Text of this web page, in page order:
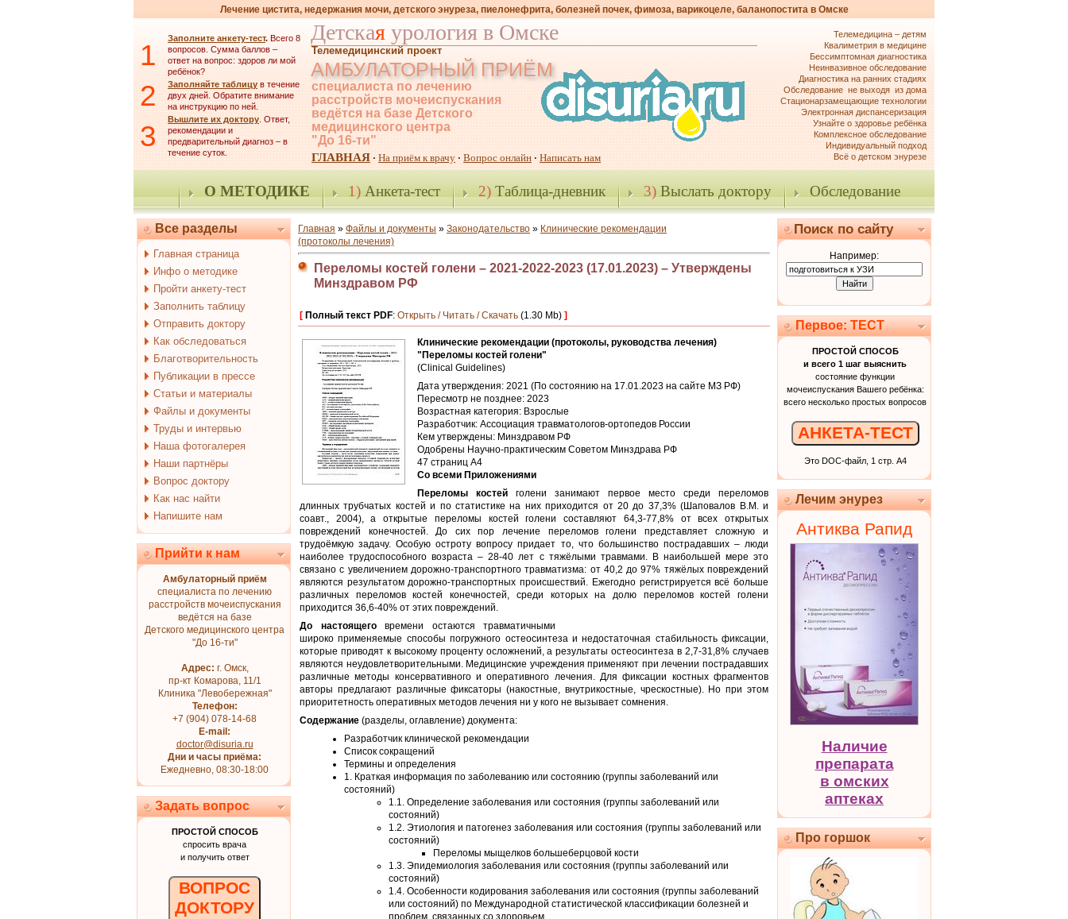
Лечение цистита, недержания мочи, детского энуреза, пиелонефрита, болезней почек, фимоза, варикоцеле, баланопостита в Омске
1 Заполните анкету-тест. Всего 8
вопросов. Сумма баллов –
ответ на вопрос: здоров ли мой
ребёнок?
2 Заполняйте таблицу в течение
двух дней. Обратите внимание
на инструкцию по ней.
3 Вышлите их доктору. Ответ,
рекомендации и
предварительный диагноз – в
течение суток.
Детская урология в Омске
Телемедицинский проект
АМБУЛАТОРНЫЙ ПРИЁМ
специалиста по лечению
расстройств мочеиспускания
ведётся на базе Детского
медицинского центра
"До 16-ти"
ГЛАВНАЯ · На приём к врачу · Вопрос онлайн · Написать нам
Телемедицина – детям
Квалиметрия в медицине
Бессимптомная диагностика
Неинвазивное обследование
Диагностика на ранних стадиях
Обследование не выходя из дома
Стационарзамещающие технологии
Электронная диспансеризация
Узнайте о здоровье ребёнка
Комплексное обследование
Индивидуальный подход
Всё о детском энурезе
О МЕТОДИКЕ 1)Анкета-тест 2)Таблица-дневник 3)Выслать доктору Обследование
Все разделы
Главная страница
Инфо о методике
Пройти анкету-тест
Заполнить таблицу
Отправить доктору
Как обследоваться
Благотворительность
Публикации в прессе
Статьи и материалы
Файлы и документы
Труды и интервью
Наша фотогалерея
Наши партнёры
Вопрос доктору
Как нас найти
Напишите нам
Прийти к нам
Амбулаторный приём
специалиста по лечению
расстройств мочеиспускания
ведётся на базе
Детского медицинского центра
"До 16-ти"
Адрес: г. Омск,
пр-кт Комарова, 11/1
Клиника "Левобережная"
Телефон:
+7 (904) 078-14-68
E-mail:
doctor@disuria.ru
Дни и часы приёма:
Ежедневно, 08:30-18:00
Задать вопрос
ПРОСТОЙ СПОСОБ
спросить врача
и получить ответ
ВОПРОС
ДОКТОРУ
Главная » Файлы и документы » Законодательство » Клинические рекомендации
(протоколы лечения)
Переломы костей голени – 2021-2022-2023 (17.01.2023) – Утверждены
Минздравом РФ
[ Полный текст PDF: Открыть / Читать / Скачать (1.30 Mb) ]
Клинические рекомендации (протоколы, руководства лечения)
"Переломы костей голени"
(Clinical Guidelines)
Дата утверждения: 2021 (По состоянию на 17.01.2023 на сайте МЗ РФ)
Пересмотр не позднее: 2023
Возрастная категория: Взрослые
Разработчик: Ассоциация травматологов-ортопедов России
Кем утверждены: Минздравом РФ
Одобрены Научно-практическим Советом Минздрава РФ
47 страниц А4
Со всеми Приложениями
Переломы костей голени занимают первое место среди переломов
длинных трубчатых костей и по статистике на них приходится от 20 до 37,3% (Шаповалов В.М. и
соавт., 2004), а открытые переломы костей голени составляют 64,3-77,8% от всех открытых
повреждений конечностей. До сих пор лечение переломов голени представляет сложную и
трудоёмкую задачу. Особую остроту вопросу придает то, что большинство пострадавших – люди
наиболее трудоспособного возраста – 28-40 лет с тяжёлыми травмами. В наибольшей мере это
связано с увеличением дорожно-транспортного травматизма: от 40,2 до 97% тяжёлых повреждений
являются результатом дорожно-транспортных происшествий. Ежегодно регистрируется всё больше
различных переломов костей конечностей, среди которых на долю переломов костей голени
приходится 36,6-40% от этих повреждений.
До настоящеговремени остаются травматичными
широко применяемые способы погружного остеосинтеза и недостаточная стабильность фиксации,
которые приводят к высокому проценту осложнений, а результаты остеосинтеза в 2,7-31,8% случаев
являются неудовлетворительными. Медицинские учреждения применяют при лечении пострадавших
различные методы консервативного и оперативного лечения. Для фиксации костных фрагментов
авторы предлагают различные фиксаторы (накостные, внутрикостные, чрескостные). Но при этом
приоритетность оперативных методов лечения ни у кого не вызывает сомнения.
Содержание (разделы, оглавление) документа:
Разработчик клинической рекомендации
Список сокращений
Термины и определения
1. Краткая информация по заболеванию или состоянию (группы заболеваний или
состояний)
1.1. Определение заболевания или состояния (группы заболеваний или
состояний)
1.2. Этиология и патогенез заболевания или состояния (группы заболеваний или
состояний)
Переломы мыщелков большеберцовой кости
1.3. Эпидемиология заболевания или состояния (группы заболеваний или
состояний)
1.4. Особенности кодирования заболевания или состояния (группы заболеваний
или состояний) по Международной статистической классификации болезней и
проблем, связанных со здоровьем
Поиск по сайту
Например:
Первое: ТЕСТ
ПРОСТОЙ СПОСОБ
и всего 1 шаг выяснить
состояние функции
мочеиспускания Вашего ребёнка:
всего несколько простых вопросов
АНКЕТА-ТЕСТ
Это DOC-файл, 1 стр. А4
Лечим энурез
Антиква Рапид
Наличие
препарата
в омских
аптеках
Про горшок